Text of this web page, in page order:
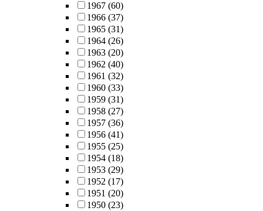
1967 (60)
1966 (37)
1965 (31)
1964 (26)
1963 (20)
1962 (40)
1961 (32)
1960 (33)
1959 (31)
1958 (27)
1957 (36)
1956 (41)
1955 (25)
1954 (18)
1953 (29)
1952 (17)
1951 (20)
1950 (23)